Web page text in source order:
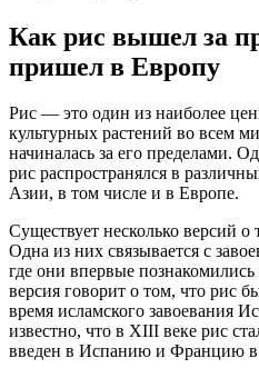
Как рис вышел за
пришел в Европу
Рис — это один из наиболее
культурных растений во всем
начиналась за его пределами.
рис распространялся в
Азии, в том числе и в Европе.
Существует несколько версий
Одна из них связывается с
где они впервые
версия говорит о том, что рис
время исламского завоевания
известно, что в XIII веке рис
введен в Испанию и Францию